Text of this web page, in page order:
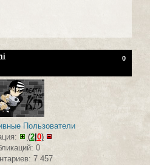
0
Пользователи
(2| 0)
0
7 457